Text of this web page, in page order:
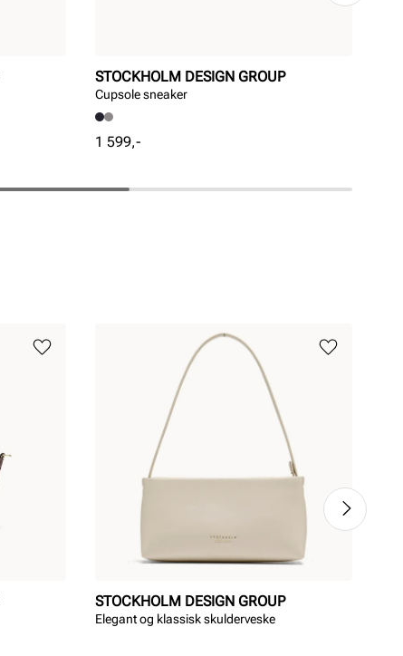
STOCKHOLM DESIGN GROUP
Cupsole sneaker
Pris
1 599,-
STOCKHOLM DESIGN GROUP
Elegant og klassisk skulderveske